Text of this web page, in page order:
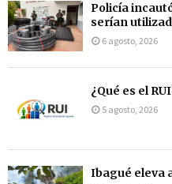
Policía
serían
6 agosto, 2026
¿Qué es el
5 agosto, 2026
Ibagué eleva